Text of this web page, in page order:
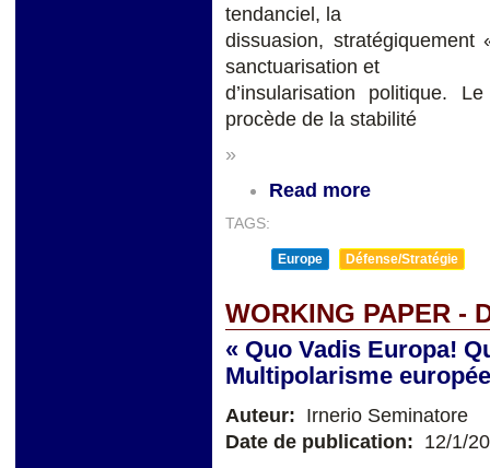
tendanciel, la
dissuasion,
sanctuarisation et
d’insularisation politique.
procède de la stabilité
»
Read more
TAGS:
Europe Défense/Stratégie
WORKING PAPER -
« Quo Vadis Europa!
Multipolarisme
Auteur: Irnerio Seminatore
Date de publication: 12/1/